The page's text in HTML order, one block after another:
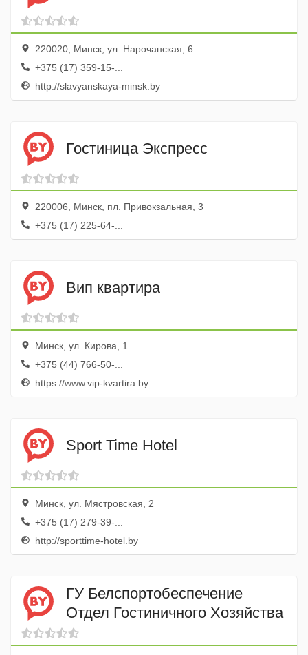
220020, Минск, ул. Нарочанская, 6
+375 (17) 359-15-...
http://slavyanskaya-minsk.by
Гостиница Экспресс
220006, Минск, пл. Привокзальная, 3
+375 (17) 225-64-...
Вип квартира
Минск, ул. Кирова, 1
+375 (44) 766-50-...
https://www.vip-kvartira.by
Sport Time Hotel
Минск, ул. Мястровская, 2
+375 (17) 279-39-...
http://sporttime-hotel.by
ГУ Белспортобеспечение
Отдел Гостиничного Хозяйства